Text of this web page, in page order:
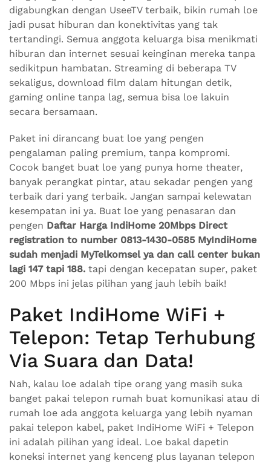
digabungkan dengan UseeTV terbaik, bikin rumah loe
jadi pusat hiburan dan konektivitas yang tak
tertandingi. Semua anggota keluarga bisa menikmati
hiburan dan internet sesuai keinginan mereka tanpa
sedikitpun hambatan. Streaming di beberapa TV
sekaligus, download film dalam hitungan detik,
gaming online tanpa lag, semua bisa loe lakuin
secara bersamaan.
Paket ini dirancang buat loe yang pengen
pengalaman paling premium, tanpa kompromi.
Cocok banget buat loe yang punya home theater,
banyak perangkat pintar, atau sekadar pengen yang
terbaik dari yang terbaik. Jangan sampai kelewatan
kesempatan ini ya. Buat loe yang penasaran dan
pengen Daftar Harga IndiHome 20Mbps Direct
registration to number 0813-1430-0585 MyIndiHome
sudah menjadi MyTelkomsel ya dan call center bukan
lagi 147 tapi 188. tapi dengan kecepatan super, paket
200 Mbps ini jelas pilihan yang jauh lebih baik!
Paket IndiHome WiFi +
Telepon: Tetap Terhubung
Via Suara dan Data!
Nah, kalau loe adalah tipe orang yang masih suka
banget pakai telepon rumah buat komunikasi atau di
rumah loe ada anggota keluarga yang lebih nyaman
pakai telepon kabel, paket IndiHome WiFi + Telepon
ini adalah pilihan yang ideal. Loe bakal dapetin
koneksi internet yang kenceng plus layanan telepon